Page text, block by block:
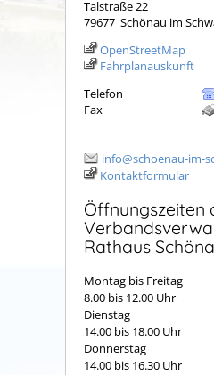
Talstraße 22
79677 Schönau im
OpenStreetMap
Fahrplanauskunft
Telefon
Fax
info@schoenau-im-
Kontaktformular
Öffnungszeiten
Rathaus
Montag bis Freitag
8.00 bis 12.00 Uhr
Dienstag
14.00 bis 18.00 Uhr
Donnerstag
14.00 bis 16.30 Uhr